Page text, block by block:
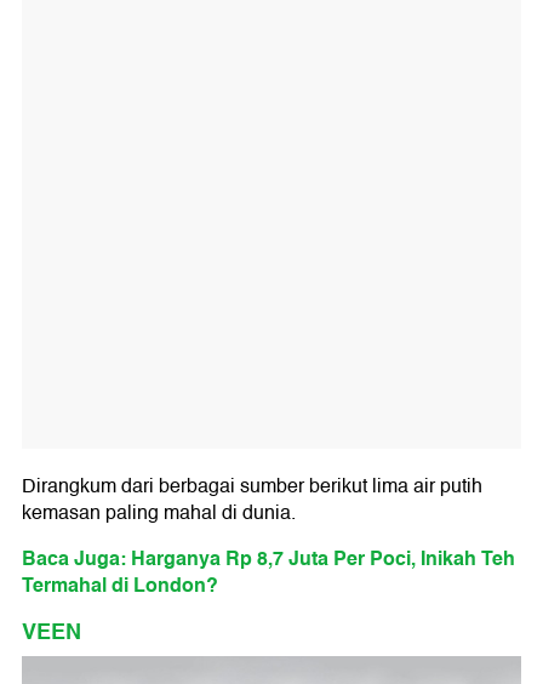
Dirangkum dari berbagai sumber berikut lima air putih
kemasan paling mahal di dunia.
Baca Juga: Harganya Rp 8,7 Juta Per Poci, Inikah Teh
Termahal di London?
VEEN